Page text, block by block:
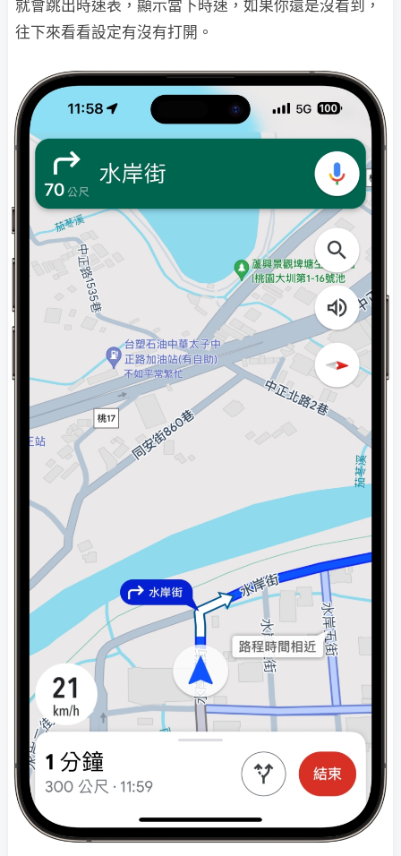
就會跳出時速表，顯示當下時速，如果你還是沒看到，
往下來看看設定有沒有打開。